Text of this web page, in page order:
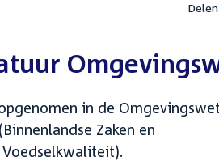
Delen
in de
Zaken en
Voedselkwaliteit).